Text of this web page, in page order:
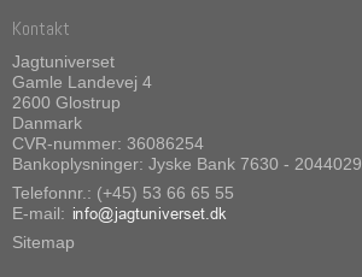
Kontakt
Jagtuniverset
Gamle Landevej 4
2600 Glostrup
Danmark
CVR-nummer: 36086254
Bankoplysninger: Jyske Bank 7630 - 2044029
Telefonnr.: (+45) 53 66 65 55
E-mail:
Sitemap